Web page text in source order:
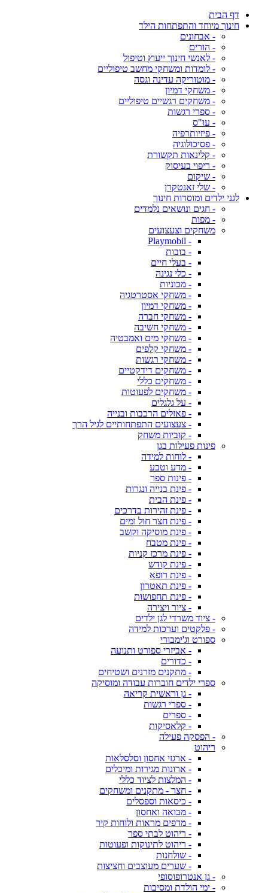
דף הבית
חינוך מיוחד והתפתחות הילד
- אבחונים
- הורים
- לאנשי חינוך ייעוץ וטיפול
- לומדות ומשחקי מחשב טיפוליים
- מוטוריקה עדינה וגסה
- משחקי דמיון
- משחקים רגשיים טיפוליים
- ספרי רגשות
- עו"ס
- פיזיותרפיה
- פסיכולוגיה
- קלינאות תקשורת
- ריפוי בעיסוק
- שיקום
- שלי זאנטקרן
לגני ילדים ומוסדות חינוך
- חגים ונושאים נלמדים
- מפות
משחקים וצעצועים
- Playmobil
- בובות
- בעלי חיים
- כלי נגינה
- מכוניות
- משחקי אסטרטגיה
- משחקי דמיון
- משחקי חברה
- משחקי חשיבה
- משחקי מים ואמבטיה
- משחקי קלפים
- משחקי רגשות
- משחקים דידקטיים
- משחקים כללי
- משחקים לפעוטות
- על גלגלים
- פאזלים הרכבות ובנייה
- צעצועים התפתחותיים לגיל הרך
- קוביות משחק
פינות פעילות בגן
- לוחות למידה
- מדע וטבע
- פינות ספר
- פינת בנייה ונגרות
- פינת הבית
- פינת זהירות בדרכים
- פינת חצר חול ומים
- פינת מוסיקה וקשב
- פינת מטבח
- פינת מרכז קניות
- פינת קודש
- פינת רופא
- פינת תאטרון
- פינת תחפושות
- ציור ויצירה
- ציוד משרדי לגן ילדים
- פלקטים וערכות למידה
ספורט וג'ימבורי
- אביזרי ספורט ותנועה
- כדורים
- מתקנים מזרנים ושטיחים
ספרי ילדים חוברות עבודה ומוסיקה
- גן וראשית קריאה
- ספרי רגשות
- ספרים
- קלאסיקות
- הפסקה פעילה
ריהוט
- ארגזי אחסון וסלסלאות
- ארונות מגירות ומיכלים
- המלצות לציוד כללי
- חצר - מתקנים ומשחקים
- כיסאות וספסלים
- מבואה ואחסון
- מדפים מראות ולוחות קיר
- ריהוט לבתי ספר
- ריהוט לתינוקות ופעוטות
- שולחנות
- שערים מעוצבים וחציצות
- גן אנטרופוסופי
- ימי הולדת ומסיבות